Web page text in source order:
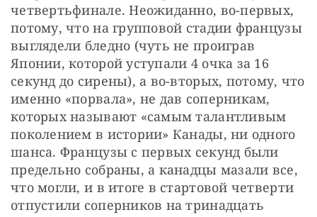
четвертьфинале. Неожиданно, во-первых,
потому, что на групповой стадии французы
выглядели бледно (чуть не проиграв
Японии, которой уступали 4 очка за 16
секунд до сирены), а во-вторых, потому, что
именно «порвала», не дав соперникам,
которых называют «самым талантливым
поколением в истории» Канады, ни одного
шанса. Французы с первых секунд были
предельно собраны, а канадцы мазали все,
что могли, и в итоге в стартовой четверти
отпустили соперников на тринадцать